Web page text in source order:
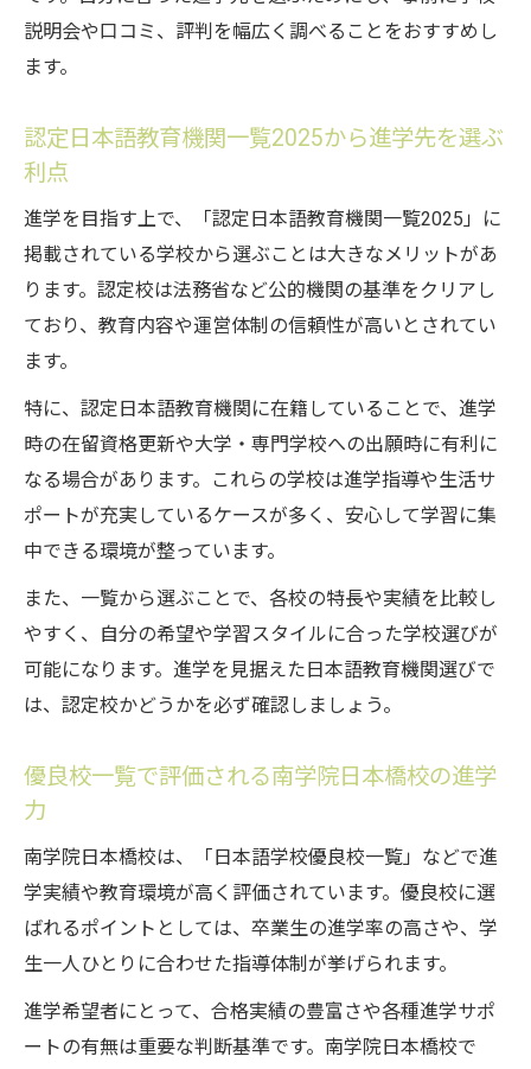
説明会や口コミ、評判を幅広く調べることをおすすめし
ます。
認定日本語教育機関一覧2025から進学先を選ぶ
利点
進学を目指す上で、「認定日本語教育機関一覧2025」に
掲載されている学校から選ぶことは大きなメリットがあ
ります。認定校は法務省など公的機関の基準をクリアし
ており、教育内容や運営体制の信頼性が高いとされてい
ます。
特に、認定日本語教育機関に在籍していることで、進学
時の在留資格更新や大学・専門学校への出願時に有利に
なる場合があります。これらの学校は進学指導や生活サ
ポートが充実しているケースが多く、安心して学習に集
中できる環境が整っています。
また、一覧から選ぶことで、各校の特長や実績を比較し
やすく、自分の希望や学習スタイルに合った学校選びが
可能になります。進学を見据えた日本語教育機関選びで
は、認定校かどうかを必ず確認しましょう。
優良校一覧で評価される南学院日本橋校の進学
力
南学院日本橋校は、「日本語学校優良校一覧」などで進
学実績や教育環境が高く評価されています。優良校に選
ばれるポイントとしては、卒業生の進学率の高さや、学
生一人ひとりに合わせた指導体制が挙げられます。
進学希望者にとって、合格実績の豊富さや各種進学サポ
ートの有無は重要な判断基準です。南学院日本橋校で